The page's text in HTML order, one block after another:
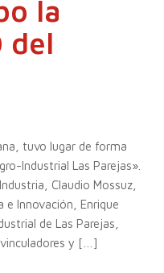
la
del
tuvo lugar de forma
Industrial Las Parejas».
Claudio Mossuz,
e Innovación, Enrique
de Las Parejas,
y […]